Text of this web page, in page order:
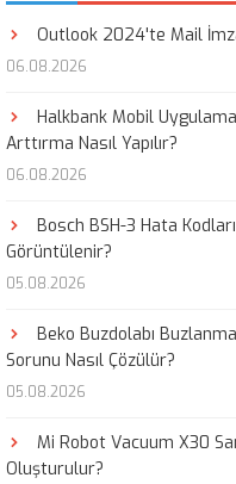
Outlook 2024'te Mail
06.08.2026
Halkbank Mobil
Arttırma Nasıl Yapılır?
06.08.2026
Bosch BSH-3 Hata
Görüntülenir?
05.08.2026
Beko Buzdolabı
Sorunu Nasıl Çözülür?
05.08.2026
Mi Robot Vacuum X30
Oluşturulur?